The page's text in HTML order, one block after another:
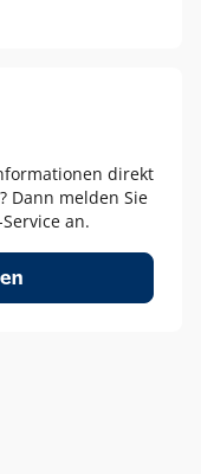
in Ausnahmefällen
Weiß-Umsetzungen
von jeweils einer
direkt
Dann melden Sie
an.